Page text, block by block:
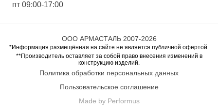
пт 09:00-17:00
ООО АРМАСТАЛЬ 2007-2026
*Информация размещённая на сайте не является публичной офертой.
**Производитель оставляет за собой право внесения изменений в
конструкцию изделий.
Политика обработки персональных данных
Пользовательское соглашение
Made by Performus
Перейти в корзину